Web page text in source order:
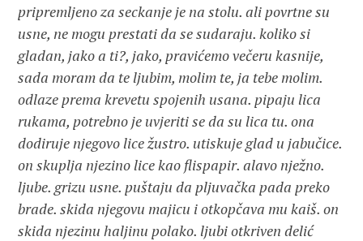
pripremljeno za seckanje je na stolu. ali povrtne su
usne, ne mogu prestati da se sudaraju. koliko si
gladan, jako a ti?, jako, pravićemo večeru kasnije,
sada moram da te ljubim, molim te, ja tebe molim.
odlaze prema krevetu spojenih usana. pipaju lica
rukama, potrebno je uvjeriti se da su lica tu. ona
dodiruje njegovo lice žustro. utiskuje glad u jabučice.
on skuplja njezino lice kao flispapir. alavo nježno.
ljube. grizu usne. puštaju da pljuvačka pada preko
brade. skida njegovu majicu i otkopčava mu kaiš. on
skida njezinu haljinu polako. ljubi otkriven delić